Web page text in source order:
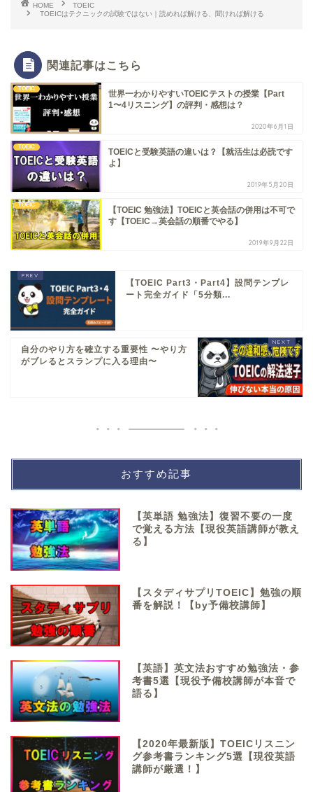
HOME
TOEIC
TOEICはテクニックの試験ではない｜読めれば解ける、聞ければ解ける
関連記事はこちら
TOEIC
世界一わかりやすいTOEICテストの授業【Part
1〜4リスニング】の評判・感想は？
2020年6月1日
TOEIC
TOEICと受験英語の違いは？【就活生は必読です
よ】
2019年5月20日
TOEIC
【TOEIC 勉強法】TOEICと英会話の併用は不可で
す【TOEIC→英会話の順番でやる】
2019年9月22日
【TOEIC Part3・Part4】設問テンプレ
ート完全ガイド「5分類...
自分のやり方を確立する重要性 〜やり方
がブレるとスランプに入る理由〜
おすすめ記事
【英単語 勉強法】復習不要の一度
で覚える方法【現役英語講師が教え
る】
【スタディサプリTOEIC】勉強の順
番を解説！【by予備校講師】
【英語】英文法おすすめ勉強法・参
考書5選【現役予備校講師が本音で
語る】
【2020年最新版】TOEICリスニン
グ参考書ランキング5選【現役英語
講師が厳選！】